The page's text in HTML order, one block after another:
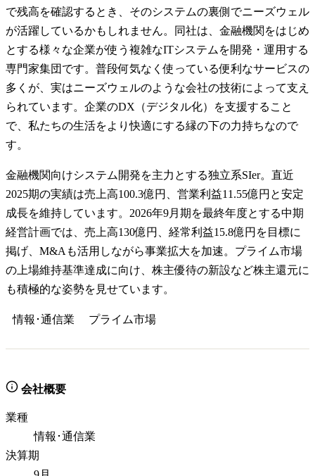
で残高を確認するとき、そのシステムの裏側でニーズウェル
が活躍しているかもしれません。同社は、金融機関をはじめ
とする様々な企業が使う複雑なITシステムを開発・運用する
専門家集団です。普段何気なく使っている便利なサービスの
多くが、実はニーズウェルのような会社の技術によって支え
られています。企業のDX（デジタル化）を支援すること
で、私たちの生活をより快適にする縁の下の力持ちなので
す。
金融機関向けシステム開発を主力とする独立系SIer。直近
2025期の実績は売上高100.3億円、営業利益11.55億円と安定
成長を維持しています。2026年9月期を最終年度とする中期
経営計画では、売上高130億円、経常利益15.8億円を目標に
掲げ、M&Aも活用しながら事業拡大を加速。プライム市場
の上場維持基準達成に向け、株主優待の新設など株主還元に
も積極的な姿勢を見せています。
情報･通信業 プライム市場
会社概要
業種
情報･通信業
決算期